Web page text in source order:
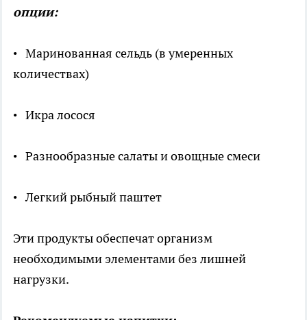
опции:
• Маринованная сельдь (в умеренных
количествах)
• Икра лосося
• Разнообразные салаты и овощные смеси
• Легкий рыбный паштет
Эти продукты обеспечат организм
необходимыми элементами без лишней
нагрузки.